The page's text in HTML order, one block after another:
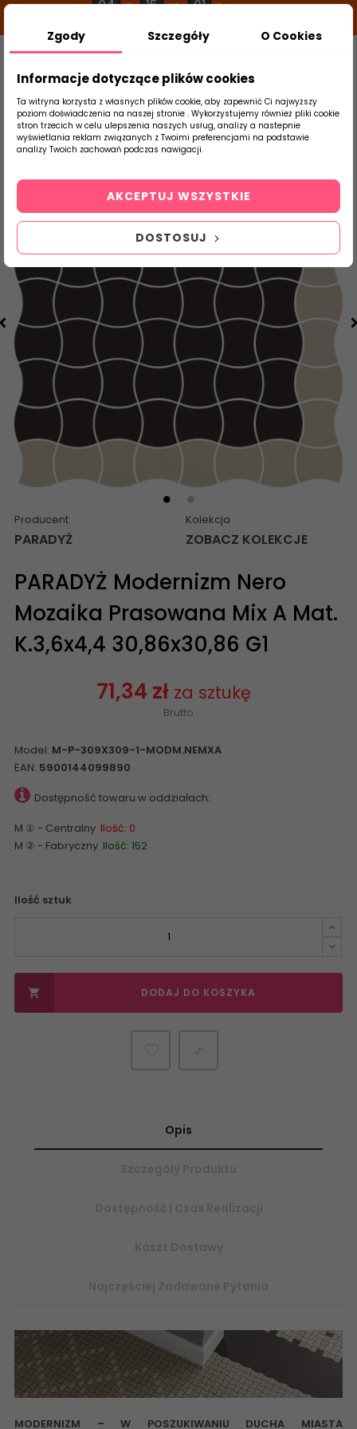
04 g 15 m 00 s
Szukaj
produktu
Strona Główna Salon / Taras Paradyż
Producent
PARADYŻ
Kolekcja
ZOBACZ KOLEKCJE
PARADYŻ Modernizm Nero
Mozaika Prasowana Mix A Mat.
K.3,6x4,4 30,86x30,86 G1
71,34 zł za sztukę
Brutto
Model: M-P-309X309-1-MODM.NEMXA
EAN: 5900144099890
Dostępność towaru w oddziałach:
M ① - Centralny Ilość: 0
M ② - Fabryczny Ilość: 152
Ilość sztuk
 DODAJ DO KOSZYKA
Opis
MODERNIZM – W POSZUKIWANIU DUCHA MIASTA
Zgody Szczegóły O Cookies
Informacje dotyczące plików cookies
Ta witryna korzysta z własnych plików cookie, aby zapewnić Ci najwyższy
poziom doświadczenia na naszej stronie . Wykorzystujemy również pliki cookie
stron trzecich w celu ulepszenia naszych usług, analizy a nastepnie
wyświetlania reklam związanych z Twoimi preferencjami na podstawie
analizy Twoich zachowań podczas nawigacji.
DOSTOSUJ
AKCEPTUJ WSZYSTKIE